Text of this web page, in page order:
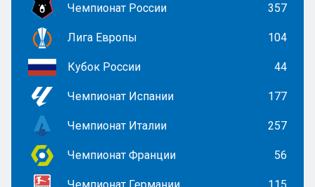
Чемпионат России 357
Лига Европы 104
Кубок России 44
Чемпионат Испании 177
Чемпионат Италии 257
Чемпионат Франции 56
Чемпионат Германии 115